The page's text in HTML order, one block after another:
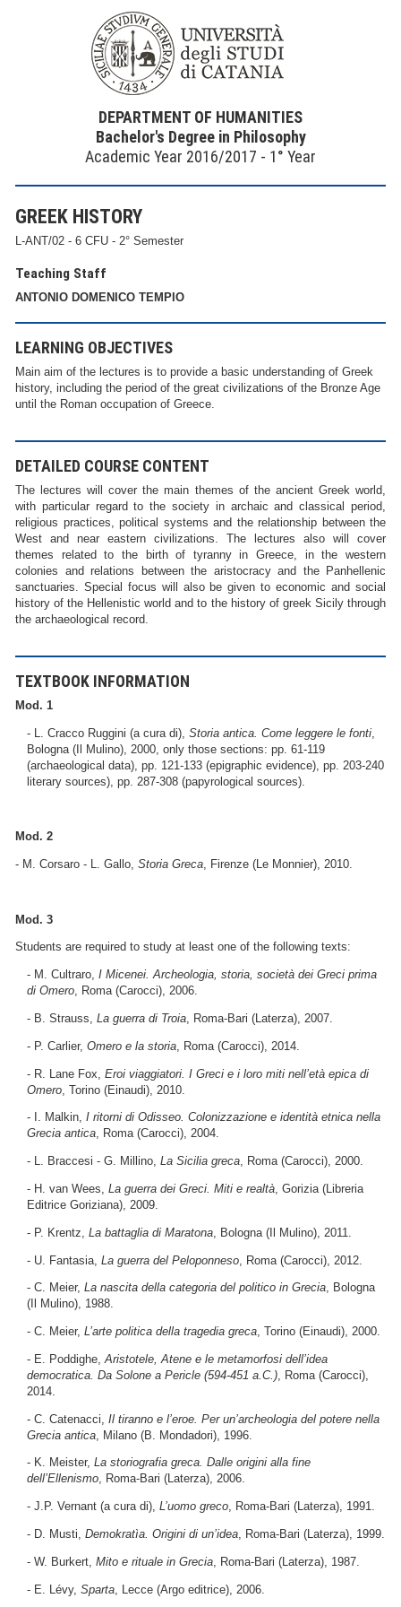
DEPARTMENT OF HUMANITIES
Bachelor's Degree in Philosophy
Academic Year 2016/2017 - 1° Year
GREEK HISTORY
L-ANT/02 - 6 CFU - 2° Semester
Teaching Staff
ANTONIO DOMENICO TEMPIO
LEARNING OBJECTIVES
Main aim of the lectures is to provide a basic understanding of Greek
history, including the period of the great civilizations of the Bronze Age
until the Roman occupation of Greece.
DETAILED COURSE CONTENT
The lectures will cover the main themes of the ancient Greek world,
with particular regard to the society in archaic and classical period,
religious practices, political systems and the relationship between the
West and near eastern civilizations. The lectures also will cover
themes related to the birth of tyranny in Greece, in the western
colonies and relations between the aristocracy and the Panhellenic
sanctuaries. Special focus will also be given to economic and social
history of the Hellenistic world and to the history of greek Sicily through
the archaeological record.
TEXTBOOK INFORMATION
Mod. 1
- L. Cracco Ruggini (a cura di),Storia antica. Come leggere le fonti
Bologna (Il Mulino), 2000, only those sections: pp. 61-119
(archaeological data), pp. 121-133 (epigraphic evidence), pp. 203-240
literary sources), pp. 287-308 (papyrological sources).
Mod. 2
- M. Corsaro - L. Gallo, Storia Greca , Firenze (Le Monnier), 2010.
Mod. 3
Students are required to study at least one of the following texts:
- M. Cultraro,I Micenei. Archeologia, storia, società dei Greci prima
di Omero, Roma (Carocci), 2006.
- B. Strauss,La guerra di Troia , Roma-Bari (Laterza), 2007.
- P. Carlier,Omero e la storia , Roma (Carocci), 2014.
- R. Lane Fox,Eroi viaggiatori. I Greci e i loro miti nell’età epica di
Omero , Torino (Einaudi), 2010.
- I. Malkin,I ritorni di Odisseo. Colonizzazione e identità etnica nella
Grecia antica, Roma (Carocci), 2004.
- L. Braccesi - G. Millino,La Sicilia greca, Roma (Carocci), 2000.
- H. van Wees,La guerra dei Greci. Miti e realtà , Gorizia (Libreria
Editrice Goriziana), 2009.
- P. Krentz,La battaglia di Maratona , Bologna (Il Mulino), 2011.
- U. Fantasia,La guerra del Peloponneso , Roma (Carocci), 2012.
- C. Meier,La nascita della categoria del politico in Grecia, Bologna
(Il Mulino), 1988.
- C. Meier,L’arte politica della tragedia greca, Torino (Einaudi), 2000.
- E. Poddighe,Aristotele, Atene e le metamorfosi dell’idea
democratica. Da Solone a Pericle (594-451 a.C.) , Roma (Carocci),
2014.
- C. Catenacci,Il tiranno e l’eroe. Per un’archeologia del potere nella
Grecia antica , Milano (B. Mondadori), 1996.
- K. Meister,La storiografia greca. Dalle origini alla fine
dell’Ellenismo, Roma-Bari (Laterza), 2006.
- J.P. Vernant (a cura di),L’uomo greco, Roma-Bari (Laterza), 1991.
- D. Musti,Demokratìa. Origini di un’idea, Roma-Bari (Laterza), 1999.
- W. Burkert,Mito e rituale in Grecia , Roma-Bari (Laterza), 1987.
- E. Lévy,Sparta , Lecce (Argo editrice), 2006.